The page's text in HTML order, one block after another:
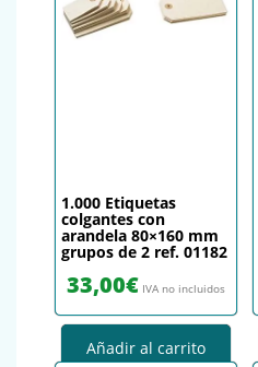
1.000 Etiquetas
colgantes con
arandela 80×160 mm
grupos de 2 ref. 01182
33,00€ IVA no incluidos
Añadir al carrito